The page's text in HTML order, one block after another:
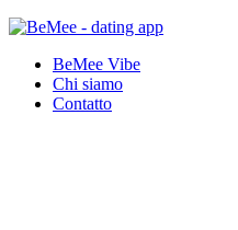
BeMee Vibe
Chi siamo
Contatto